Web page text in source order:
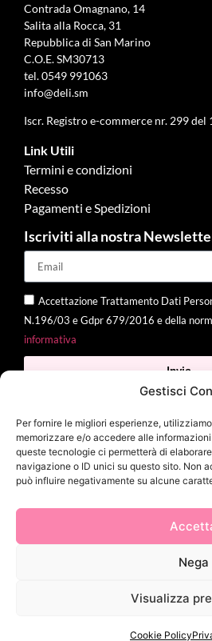
Gestisci
Per fornire le migliori esperienze,
memorizzare e/o accedere alle
queste tecnologie ci permetterà di
navigazione o ID unici su questo sito. Non
può influire negativamente su alcune
Nega
Visualizza
Cookie Policy
Contrada Omagnano, 14
Salita alla Rocca, 31
Repubblica di San Marino
C.O.E. SM30713
tel.0549 991063
info@deli.sm
Iscr. Registro e-commerce nr. 299
Link Utili
Termini e condizioni
Recesso
Pagamenti e Spedizioni
Iscriviti alla nostra
Accettazione Trattamento Dati
N.196/03 e Gdpr 679/2016 e della
informativa
Invia
2025 Delì |Privacy Policy|Cookie
Mina